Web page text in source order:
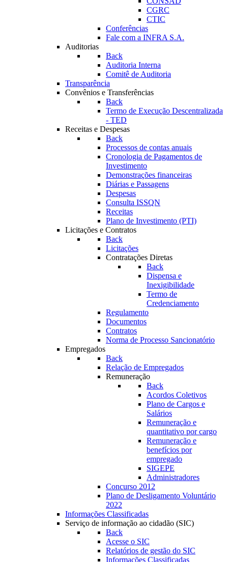
CGRC
CTIC
Conferências
Fale com a INFRA S.A.
Auditorias
Back
Auditoria Interna
Comitê de Auditoria
Transparência
Convênios e Transferências
Back
Termo de Execução Descentralizada
- TED
Receitas e Despesas
Back
Processos de contas anuais
Cronologia de Pagamentos de
Investimento
Demonstrações financeiras
Diárias e Passagens
Despesas
Consulta ISSQN
Receitas
Plano de Investimento (PTI)
Licitações e Contratos
Back
Licitações
Contratações Diretas
Back
Dispensa e
Inexigibilidade
Termo de
Credenciamento
Regulamento
Documentos
Contratos
Norma de Processo Sancionatório
Empregados
Back
Relação de Empregados
Remuneração
Back
Acordos Coletivos
Plano de Cargos e
Salários
Remuneração e
quantitativo por cargo
Remuneração e
benefícios por
empregado
SIGEPE
Administradores
Concurso 2012
Plano de Desligamento Voluntário
2022
Informações Classificadas
Serviço de informação ao cidadão (SIC)
Back
Acesse o SIC
Relatórios de gestão do SIC
Informações Classificadas